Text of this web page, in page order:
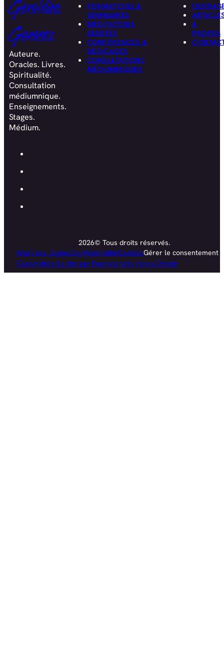
Géraldine
Garance
Auteure.
Oracles. Livres.
Spiritualité.
Consultation
médiumnique.
Enseignements.
Stages.
Médium.
FORMATIONS &
SÉMINAIRES
MÉDITATIONS
GUIDÉES
CONFÉRENCES &
DÉDICACES
CONSULTATIONS
MÉDIUMNIQUES
À
PROPOS
2026© Tous droits réservés.
Mentions légalesConfidentialitéCookiesGérer le consentement
Conception du site par l'agence web Hopla Design